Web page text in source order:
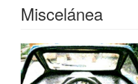
Miscelánea